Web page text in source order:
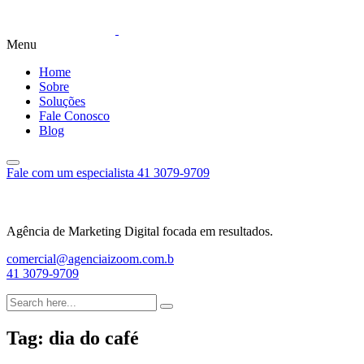
Menu
Home
Sobre
Soluções
Fale Conosco
Blog
Fale com um especialista 41 3079-9709
Agência de Marketing Digital focada em resultados.
comercial@agenciaizoom.com.b
41 3079-9709
Tag: dia do café